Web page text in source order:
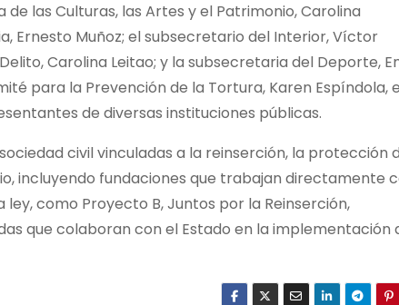
las Culturas, las Artes y el Patrimonio, Carolina
Ernesto Muñoz; el subsecretario del Interior, Víctor
Carolina Leitao; y la subsecretaria del Deporte,
para la Prevención de la Tortura, Karen Espíndola,
de diversas instituciones públicas.
civil vinculadas a la reinserción, la protección
incluyendo fundaciones que trabajan directamente
como Proyecto B, Juntos por la Reinserción,
que colaboran con el Estado en la implementación